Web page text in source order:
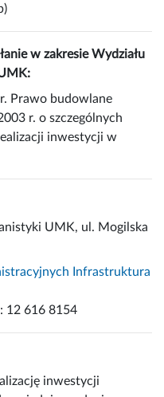
w zakresie Wydziału
Prawo budowlane
r. o szczególnych
inwestycji w
UMK, ul. Mogilska
Infrastruktura
12 616 8154
inwestycji